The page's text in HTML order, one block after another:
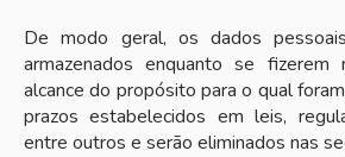
De modo geral, os dados
armazenados enquanto se fizerem
alcance do propósito para o qual
prazos estabelecidos em leis,
entre outros e serão eliminados nas